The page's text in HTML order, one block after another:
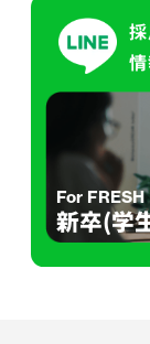
For FRESH
新卒(学